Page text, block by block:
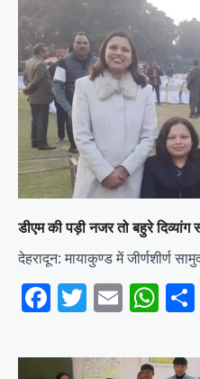
डीएम की पड़ी नजर तो बहुरे
देहरादून: मायाकुण्ड में जीर्णशीर्ण
Facebook
Twitter
Email